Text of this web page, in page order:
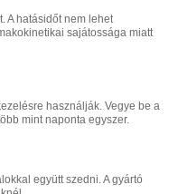
A hatásidőt nem lehet
sajátossága miatt
használják. Vegye be a
mint naponta egyszer.
együtt szedni. A gyártó